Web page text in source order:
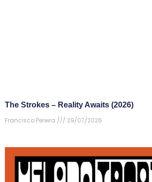
The Strokes – Reality Awaits (2026)
Francisco Pereira
29/07/2026